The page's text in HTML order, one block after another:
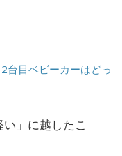
台目ベビーカーはどっ
」に越したこ